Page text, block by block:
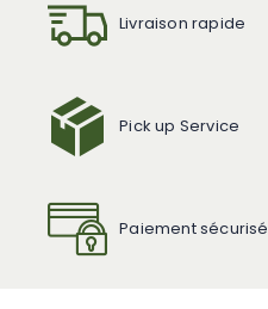
Livraison rapide
Pick up Service
Paiement sécurisé